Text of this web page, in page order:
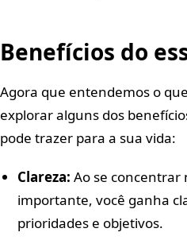
Benefícios do
Agora que entendemos o
explorar alguns dos
pode trazer para a sua vida:
Clareza: Ao se
importante, você ganha
prioridades e objetivos.